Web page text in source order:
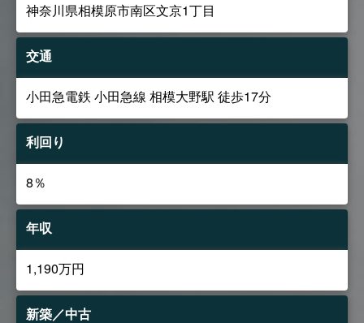
神奈川県相模原市南区文京1丁目
交通
小田急電鉄 小田急線 相模大野駅 徒歩17分
利回り
8％
年収
1,190万円
新築／中古